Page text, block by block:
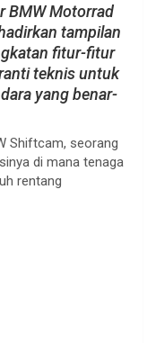
BMW Motorrad
tampilan
fitur-fitur
teknis untuk
yang benar-
Shiftcam, seorang
di mana tenaga
rentang